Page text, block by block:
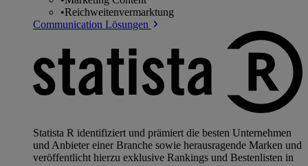
•Reichweitenvermarktung
Communication Lösungen
Statista R identifiziert und prämiert die besten Unternehmen
und Anbieter einer Branche sowie herausragende Marken und
veröffentlicht hierzu exklusive Rankings und Bestenlisten in